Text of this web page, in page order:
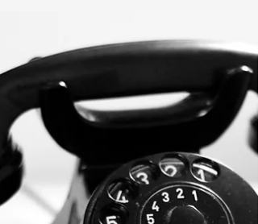
We hebben jouw hulp nodig!
Morgen, woensdag 22 juli zal de inspectie in Annik
haar woning plaatsvinden. We hebben ondertussen
€1.679 ingezameld, waarvoor we iedereen die
heeft bijgedragen alvast enorm hard willen
Maar we zijn er nog lang niet. Als we Annik echt het
nodige comfort in haar eigen bungalow willen geven
een menswaardig leven, gaan we nog een stuk meer
geld bij elkaar moeten verzamelen. Hieronder zie je
een wel hele mooie voorstelling van haar bungalow.
Maar de realit